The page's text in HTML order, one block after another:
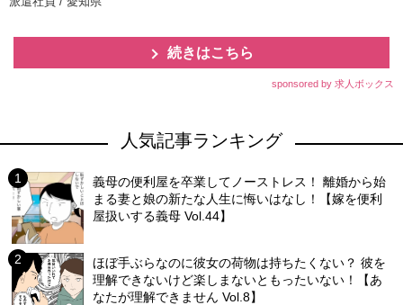
続きはこちら
sponsored by 求人ボックス
人気記事ランキング
義母の便利屋を卒業してノーストレス！ 離婚から始
まる妻と娘の新たな人生に悔いはなし！【嫁を便利
屋扱いする義母 Vol.44】
ほぼ手ぶらなのに彼女の荷物は持ちたくない？ 彼を
理解できないけど楽しまないともったいない！【あ
なたが理解できません Vol.8】